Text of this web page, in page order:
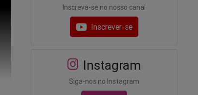
Inscreva-se no nosso canal
Inscrever-se
Instagram
Siga-nos no Instagram